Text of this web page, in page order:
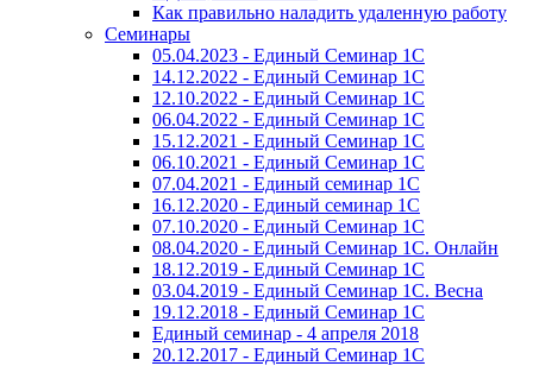
Как правильно наладить удаленную работу
Семинары
05.04.2023 - Единый Семинар 1С
14.12.2022 - Единый Семинар 1С
12.10.2022 - Единый Семинар 1С
06.04.2022 - Единый Семинар 1С
15.12.2021 - Единый Семинар 1С
06.10.2021 - Единый Семинар 1С
07.04.2021 - Единый семинар 1С
16.12.2020 - Единый семинар 1С
07.10.2020 - Единый Семинар 1С
08.04.2020 - Единый Семинар 1С. Онлайн
18.12.2019 - Единый Семинар 1С
03.04.2019 - Единый Семинар 1С. Весна
19.12.2018 - Единый Семинар 1С
Единый семинар - 4 апреля 2018
20.12.2017 - Единый Семинар 1С